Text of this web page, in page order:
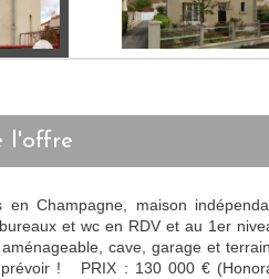
l'offre
en Champagne, maison
et wc en RDV et au 1er
cave, garage et
! PRIX : 130 000 €